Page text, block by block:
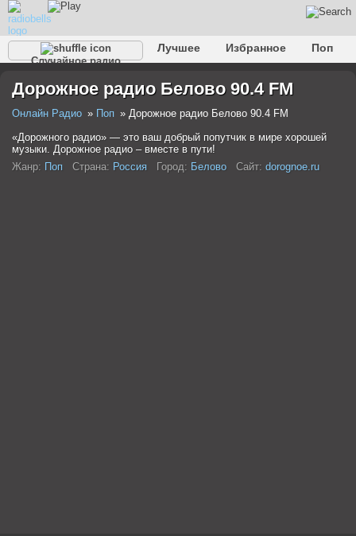
Случайное радио
Лучшее Избранное
Поп
Разговорное
Рэп Транс Дип-хаус
Фолк
Дорожное радио Белово 90.4 FM
Онлайн Радио Поп
Дорожное радио Белово 90.4 FM
«Дорожного радио» — это ваш добрый попутчик в мире хорошей
музыки. Дорожное радио – вместе в пути!
Жанр: Поп Страна: Россия Город: Белово Сайт: dorognoe.ru